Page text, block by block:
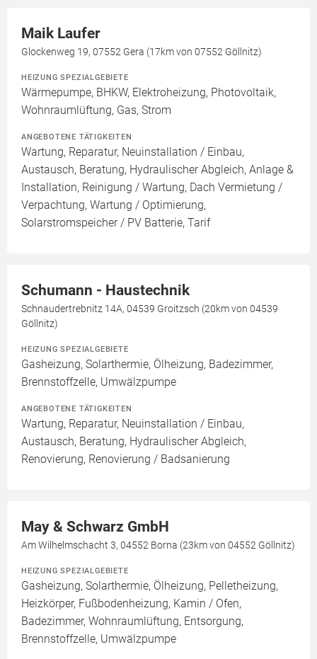
Maik Laufer
Glockenweg 19, 07552 Gera (17km von 07552 Göllnitz)
HEIZUNG SPEZIALGEBIETE
Wärmepumpe, BHKW, Elektroheizung, Photovoltaik,
Wohnraumlüftung, Gas, Strom
ANGEBOTENE TÄTIGKEITEN
Wartung, Reparatur, Neuinstallation / Einbau,
Austausch, Beratung, Hydraulischer Abgleich, Anlage &
Installation, Reinigung / Wartung, Dach Vermietung /
Verpachtung, Wartung / Optimierung,
Solarstromspeicher / PV Batterie, Tarif
Schumann - Haustechnik
Schnaudertrebnitz 14A, 04539 Groitzsch (20km von 04539
Göllnitz)
HEIZUNG SPEZIALGEBIETE
Gasheizung, Solarthermie, Ölheizung, Badezimmer,
Brennstoffzelle, Umwälzpumpe
ANGEBOTENE TÄTIGKEITEN
Wartung, Reparatur, Neuinstallation / Einbau,
Austausch, Beratung, Hydraulischer Abgleich,
Renovierung, Renovierung / Badsanierung
May & Schwarz GmbH
Am Wilhelmschacht 3, 04552 Borna (23km von 04552 Göllnitz)
HEIZUNG SPEZIALGEBIETE
Gasheizung, Solarthermie, Ölheizung, Pelletheizung,
Heizkörper, Fußbodenheizung, Kamin / Ofen,
Badezimmer, Wohnraumlüftung, Entsorgung,
Brennstoffzelle, Umwälzpumpe